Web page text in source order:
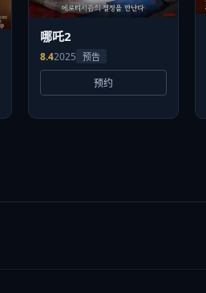
哪吒2
8.42025 预告
预约